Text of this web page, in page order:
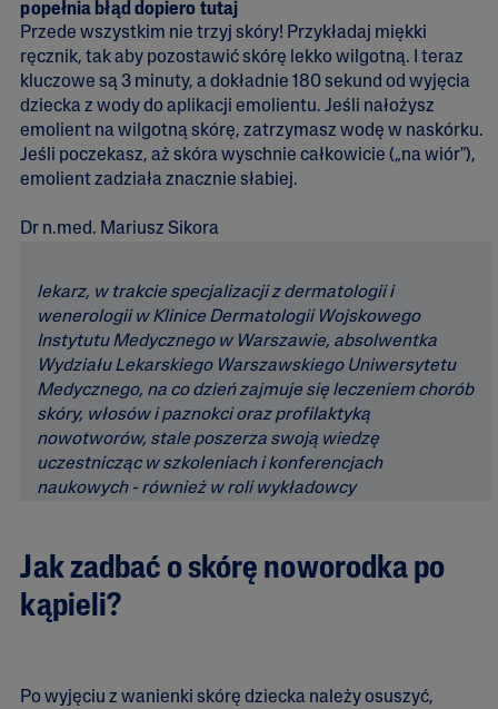
popełnia błąd dopiero tutaj
Przede wszystkim nie trzyj skóry! Przykładaj miękki
ręcznik, tak aby pozostawić skórę lekko wilgotną. I teraz
kluczowe są 3 minuty, a dokładnie 180 sekund od wyjęcia
dziecka z wody do aplikacji emolientu. Jeśli nałożysz
emolient na wilgotną skórę, zatrzymasz wodę w naskórku.
Jeśli poczekasz, aż skóra wyschnie całkowicie („na wiór"),
emolient zadziała znacznie słabiej.
Dr n.med. Mariusz Sikora
lekarz, w trakcie specjalizacji z dermatologii i
wenerologii w Klinice Dermatologii Wojskowego
Instytutu Medycznego w Warszawie, absolwentka
Wydziału Lekarskiego Warszawskiego Uniwersytetu
Medycznego, na co dzień zajmuje się leczeniem chorób
skóry, włosów i paznokci oraz profilaktyką
nowotworów, stale poszerza swoją wiedzę
uczestnicząc w szkoleniach i konferencjach
naukowych - również w roli wykładowcy
Jak zadbać o skórę noworodka po
kąpieli?
Po wyjęciu z wanienki skórę dziecka należy osuszyć,